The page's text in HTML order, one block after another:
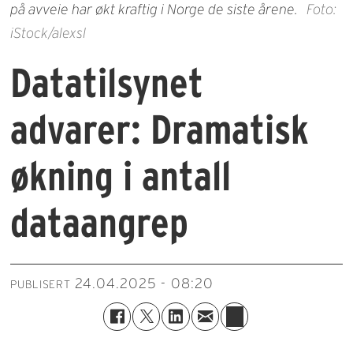
på avveie har økt kraftig i Norge de siste årene.
Foto:
iStock/alexsl
Datatilsynet
advarer: Dramatisk
økning i antall
dataangrep
PUBLISERT 24.04.2025 - 08:20